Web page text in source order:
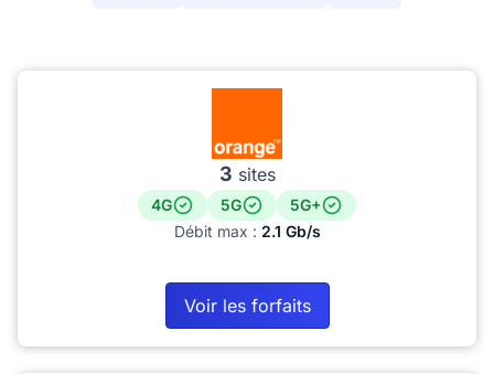
3 sites
4G 5G
5G+
Débit max : 2.1 Gb/s
Voir les forfaits